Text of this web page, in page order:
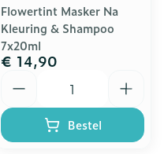
Flowertint Masker Na
Kleuring & Shampoo
7x20ml
€ 14,90
Bestel